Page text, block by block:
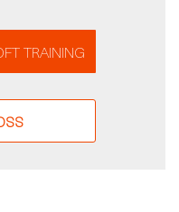
TRAINING